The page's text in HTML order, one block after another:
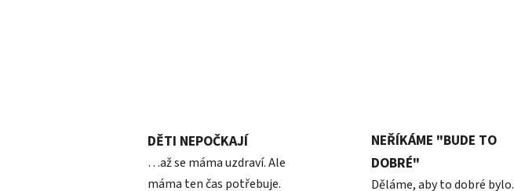
DĚTI NEPOČKAJÍ
…až se máma uzdraví. Ale
máma ten čas potřebuje.
NEŘÍKÁME "BUDE TO
DOBRÉ"
Děláme, aby to dobré bylo.